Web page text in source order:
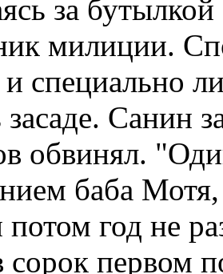
за
милиции.
и специально
Санин
обвинял.
баба
потом год не
сорок первом